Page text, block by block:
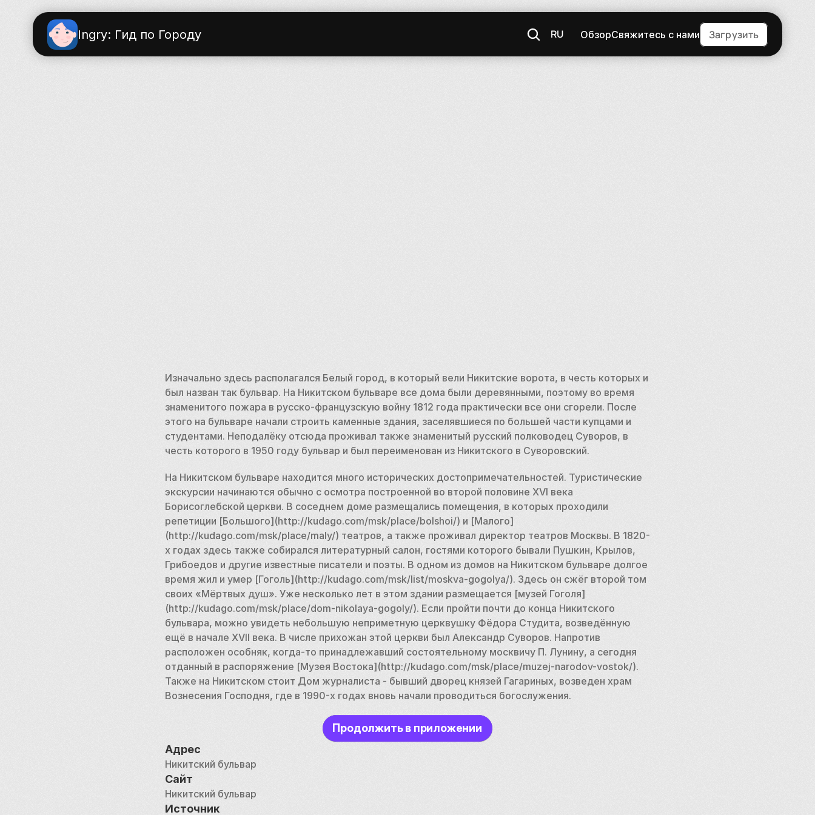
Ingry: Гид по Городу RU ОбзорСвяжитесь с нами Загрузить
Изначально здесь располагался Белый город, в который вели Никитские ворота, в честь которых и
был назван так бульвар. На Никитском бульваре все дома были деревянными, поэтому во время
знаменитого пожара в русско-французскую войну 1812 года практически все они сгорели. После
этого на бульваре начали строить каменные здания, заселявшиеся по большей части купцами и
студентами. Неподалёку отсюда проживал также знаменитый русский полководец Суворов, в
честь которого в 1950 году бульвар и был переименован из Никитского в Суворовский.
На Никитском бульваре находится много исторических достопримечательностей. Туристические
экскурсии начинаются обычно с осмотра построенной во второй половине XVI века
Борисоглебской церкви. В соседнем доме размещались помещения, в которых проходили
репетиции [Большого](http://kudago.com/msk/place/bolshoi/) и [Малого]
(http://kudago.com/msk/place/maly/) театров, а также проживал директор театров Москвы. В 1820-
х годах здесь также собирался литературный салон, гостями которого бывали Пушкин, Крылов,
Грибоедов и другие известные писатели и поэты. В одном из домов на Никитском бульваре долгое
время жил и умер [Гоголь](http://kudago.com/msk/list/moskva-gogolya/). Здесь он сжёг второй том
своих «Мёртвых душ». Уже несколько лет в этом здании размещается [музей Гоголя]
(http://kudago.com/msk/place/dom-nikolaya-gogoly/). Если пройти почти до конца Никитского
бульвара, можно увидеть небольшую неприметную церквушку Фёдора Студита, возведённую
ещё в начале XVII века. В числе прихожан этой церкви был Александр Суворов. Напротив
расположен особняк, когда-то принадлежавший состоятельному москвичу П. Лунину, а сегодня
отданный в распоряжение [Музея Востока](http://kudago.com/msk/place/muzej-narodov-vostok/).
Также на Никитском стоит Дом журналиста - бывший дворец князей Гагариных, возведен храм
Вознесения Господня, где в 1990-х годах вновь начали проводиться богослужения.
Продолжить в приложении
Адрес
Никитский бульвар
Сайт
Никитский бульвар
Источник